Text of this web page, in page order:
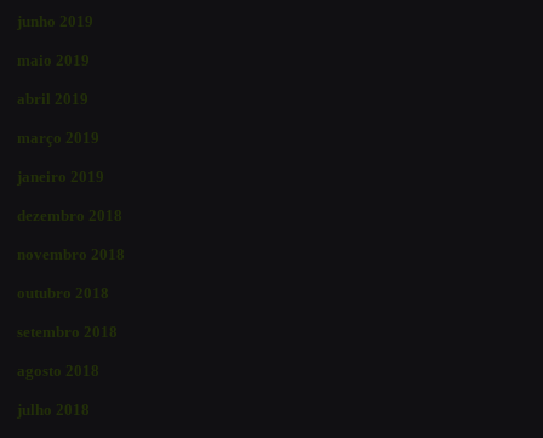
junho 2019
maio 2019
abril 2019
março 2019
janeiro 2019
dezembro 2018
novembro 2018
outubro 2018
setembro 2018
agosto 2018
julho 2018